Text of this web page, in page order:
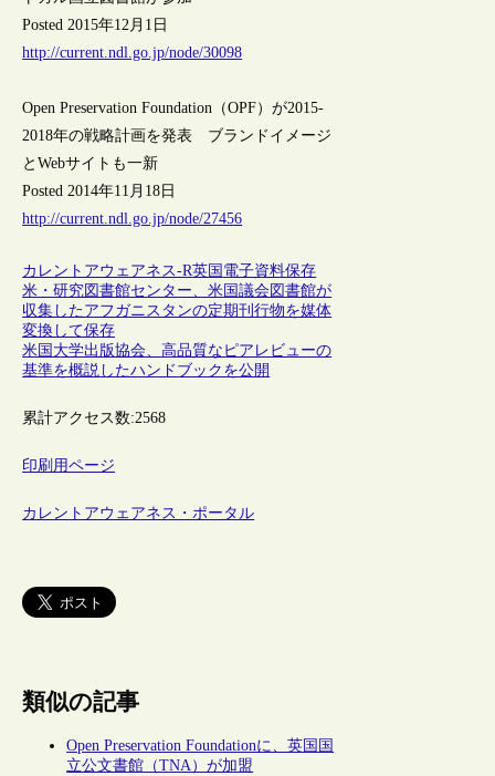
Posted 2015年12月1日
http://current.ndl.go.jp/node/30098
Open Preservation Foundation（OPF）が2015-
2018年の戦略計画を発表 ブランドイメージ
とWebサイトも一新
Posted 2014年11月18日
http://current.ndl.go.jp/node/27456
カレントアウェアネス-R英国 電子資料保存
米・研究図書館センター、米国議会図書館が
収集したアフガニスタンの定期刊行物を媒体
変換して保存
米国大学出版協会、高品質なピアレビューの
基準を概説したハンドブックを公開
累計アクセス数:2568
印刷用ページ
カレントアウェアネス・ポータル
類似の記事
Open Preservation Foundationに、英国国
立公文書館（TNA）が加盟